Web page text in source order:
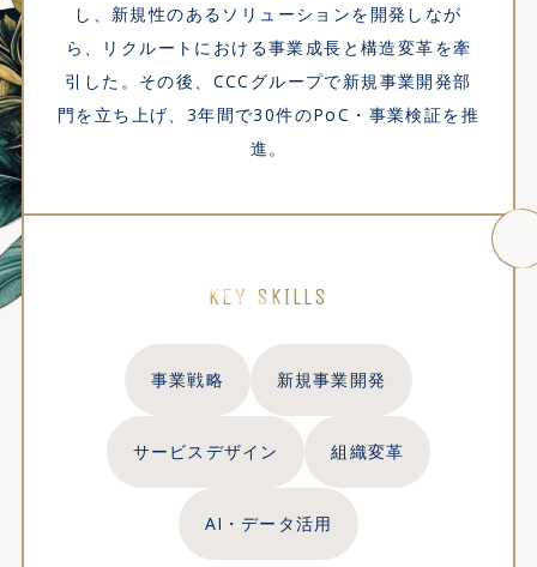
し、新規性のあるソリューションを開発しなが
ら、リクルートにおける事業成長と構造変革を牽
引した。その後、CCCグループで新規事業開発部
門を立ち上げ、3年間で30件のPoC・事業検証を推
進。
KEY SKILLS
事業戦略 新規事業開発
サービスデザイン 組織変革
AI・データ活用